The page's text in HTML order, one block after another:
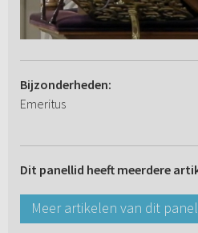
Bijzonderheden:
Emeritus
Dit panellid heeft meerdere
Meer artikelen van dit